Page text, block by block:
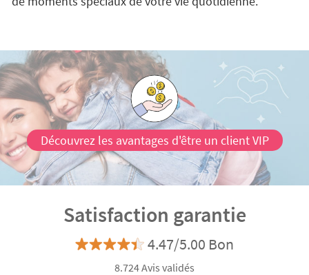
Découvrez les avantages d'être un client VIP
Satisfaction garantie
4.47/5.00 Bon
8.724 Avis validés